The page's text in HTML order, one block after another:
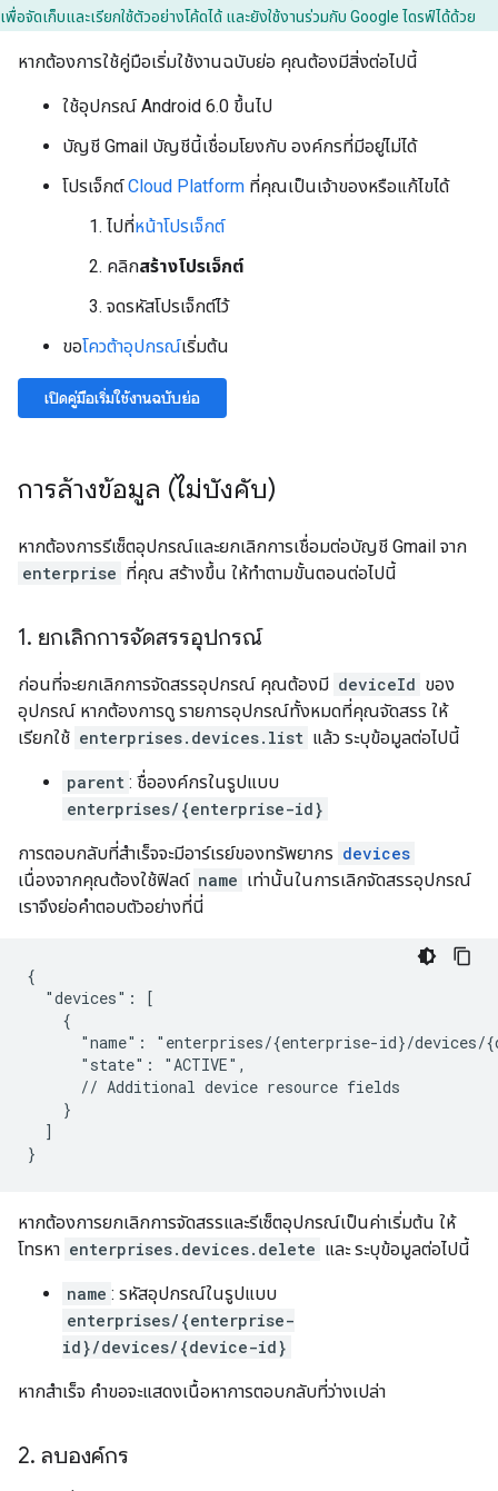
เพื่อจัดเก็บและเรียกใช้ตัวอย่างโค้ดได้ และยังใช้งานร่วมกับ Google ไดรฟ์ได้ด้วย
หากต้องการใช้คู่มือเริ่มใช้งานฉบับย่อ คุณต้องมีสิ่งต่อไปนี้
ใช้อุปกรณ์ Android 6.0 ขึ้นไป
บัญชี Gmail บัญชีนี้เชื่อมโยงกับ องค์กรที่มีอยู่ไม่ได้
โปรเจ็กต์Cloud Platform ที่คุณเป็นเจ้าของหรือแก้ไขได้
ไปที่หน้าโปรเจ็กต์
คลิกสร้างโปรเจ็กต์
จดรหัสโปรเจ็กต์ไว้
ขอโควต้าอุปกรณ์เริ่มต้น
เปิดคู่มือเริ่มใช้งานฉบับย่อ
การล้างข้อมูล (ไม่บังคับ)
หากต้องการรีเซ็ตอุปกรณ์และยกเลิกการเชื่อมต่อบัญชี Gmail จาก
enterprise ที่คุณ สร้างขึ้น ให้ทำตามขั้นตอนต่อไปนี้
1. ยกเลิกการจัดสรรอุปกรณ์
ก่อนที่จะยกเลิกการจัดสรรอุปกรณ์ คุณต้องมี deviceId ของ
อุปกรณ์ หากต้องการดู รายการอุปกรณ์ทั้งหมดที่คุณจัดสรร ให้
เรียกใช้ enterprises.devices.list แล้ว ระบุข้อมูลต่อไปนี้
parent : ชื่อองค์กรในรูปแบบ
enterprises/{enterprise-id}
การตอบกลับที่สำเร็จจะมีอาร์เรย์ของทรัพยากร devices
เนื่องจากคุณต้องใช้ฟิลด์ name เท่านั้นในการเลิกจัดสรรอุปกรณ์
เราจึงย่อคำตอบตัวอย่างที่นี่
{
  "devices": [
    {
"name": "enterprises/{enterprise-id}/devices/
      "state": "ACTIVE",
      // Additional device resource fields
    }
  ]
}
หากต้องการยกเลิกการจัดสรรและรีเซ็ตอุปกรณ์เป็นค่าเริ่มต้น ให้
โทรหา enterprises.devices.delete และ ระบุข้อมูลต่อไปนี้
name : รหัสอุปกรณ์ในรูปแบบ
enterprises/{enterprise-
id}/devices/{device-id}
หากสำเร็จ คำขอจะแสดงเนื้อหาการตอบกลับที่ว่างเปล่า
2. ลบองค์กร